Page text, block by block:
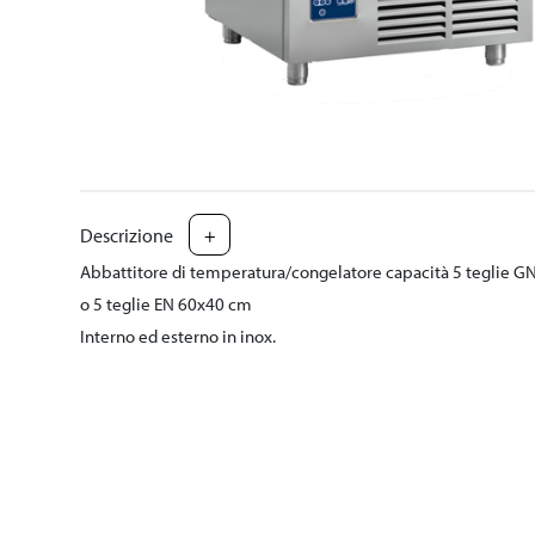
Descrizione +
Abbattitore di temperatura/congelatore capacità 5 teglie
o 5 teglie EN 60x40 cm
Interno ed esterno in inox.